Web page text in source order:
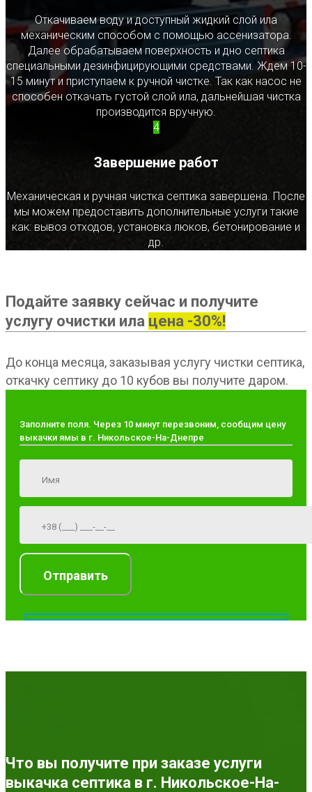
Откачиваем воду и доступный жидкий слой ила
механическим способом с помощью ассенизатора.
Далее обрабатываем поверхность и дно септика
специальными дезинфицирующими средствами. Ждем 10-
15 минут и приступаем к ручной чистке. Так как насос не
способен откачать густой слой ила, дальнейшая чистка
производится вручную.
4
Завершение работ
Механическая и ручная чистка септика завершена. После
мы можем предоставить дополнительные услуги такие
как: вывоз отходов, установка люков, бетонирование и
др.
Подайте заявку сейчас и получите
услугу очистки ила цена -30%!
До конца месяца, заказывая услугу чистки септика,
откачку септику до 10 кубов вы получите даром.
Заполните поля. Через 10 минут перезвоним, сообщим цену
выкачки ямы в г. Никольское-На-Днепре
Что вы получите при заказе услуги
выкачка септика в г. Никольское-На-